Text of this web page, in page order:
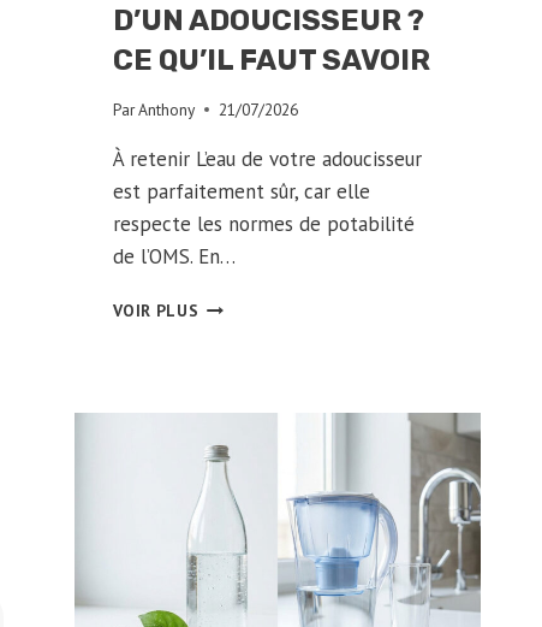
D’UN ADOUCISSEUR ?
CE QU’IL FAUT SAVOIR
ParAnthony 21/07/2026
À retenir L’eau de votre adoucisseur
est parfaitement sûr, car elle
respecte les normes de potabilité
de l’OMS. En…
VOIR PLUS PEUT-
?
CE
QU’IL
SAVOIR